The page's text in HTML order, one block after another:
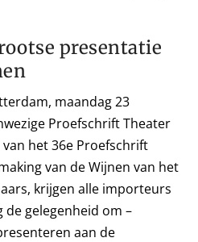
presentatie
maandag 23
Proefschrift Theater
het 36e Proefschrift
van de Wijnen van het
krijgen alle importeurs
de gelegenheid om –
aan de